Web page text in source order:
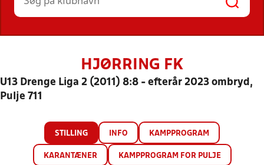
HJØRRING FK
U13 Drenge Liga 2 (2011) 8:8 - efterår 2023 ombryd,
Pulje 711
STILLING INFO KAMPPROGRAM
KARANTÆNER KAMPPROGRAM FOR PULJE